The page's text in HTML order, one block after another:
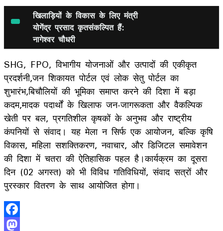
खिलाड़ियों के विकास के लिए मंत्री
योगेंद्र प्रसाद कृतसंकल्पित हैं:
नागेश्वर चौधरी
SHG, FPO, विभागीय योजनाओं और उत्पादों की एकीकृत
प्रदर्शनी,जन शिकायत पोर्टल एवं लोक सेतु पोर्टल का
शुभारंभ,बिचौलियों की भूमिका समाप्त करने की दिशा में बड़ा
कदम,मादक पदार्थों के खिलाफ जन-जागरूकता और वैकल्पिक
खेती पर बल, प्रगतिशील कृषकों के अनुभव और राष्ट्रीय
कंपनियों से संवाद। यह मेला न सिर्फ एक आयोजन, बल्कि कृषि
विकास, महिला सशक्तिकरण, नवाचार, और डिजिटल समावेशन
की दिशा में चतरा की ऐतिहासिक पहल है।कार्यक्रम का दूसरा
दिन (02 अगस्त) को भी विविध गतिविधियों, संवाद सत्रों और
पुरस्कार वितरण के साथ आयोजित होगा।
Facebook